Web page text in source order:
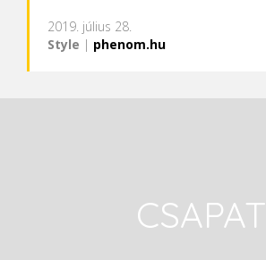
2019. július 28.
Style | phenom.hu
CSAPAT